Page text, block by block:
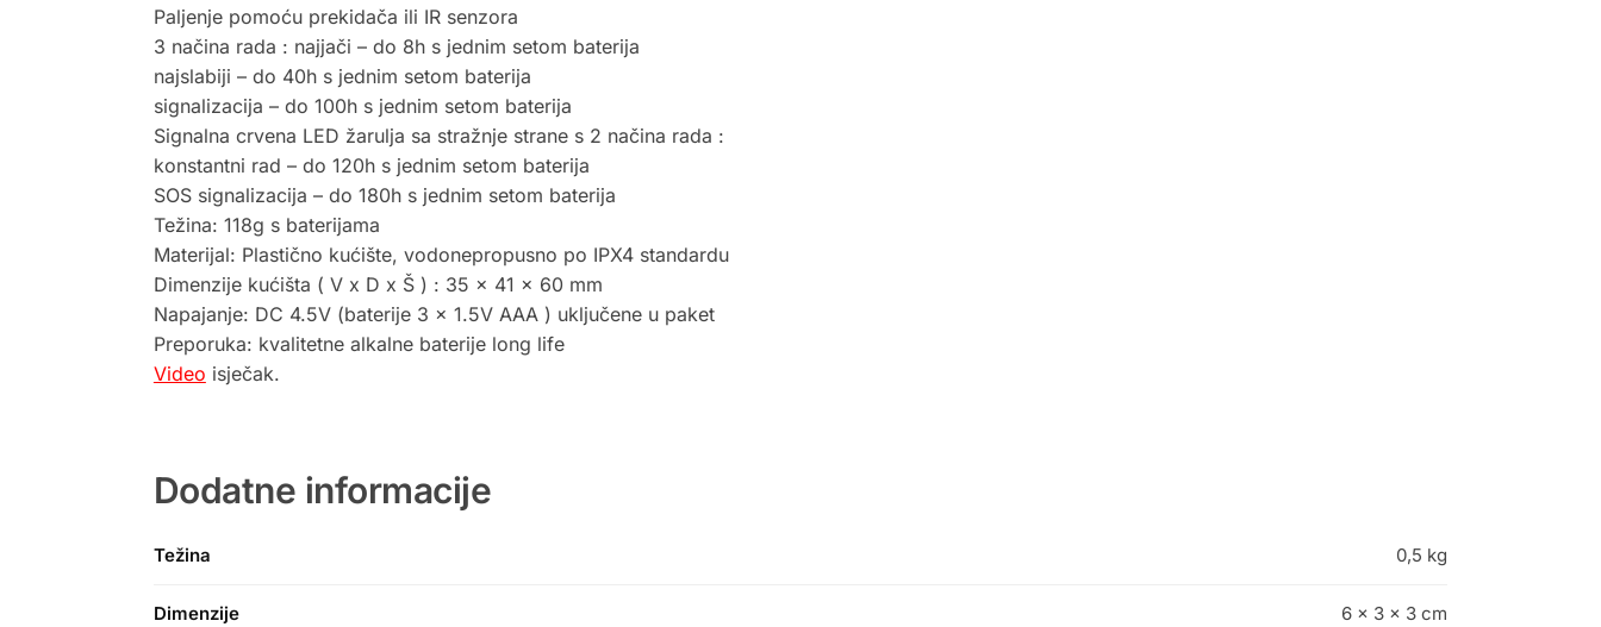
Paljenje pomoću prekidača ili IR senzora
3 načina rada : najjači – do 8h s jednim setom baterija
najslabiji – do 40h s jednim setom baterija
signalizacija – do 100h s jednim setom baterija
Signalna crvena LED žarulja sa stražnje strane s 2 načina rada :
konstantni rad – do 120h s jednim setom baterija
SOS signalizacija – do 180h s jednim setom baterija
Težina: 118g s baterijama
Materijal: Plastično kućište, vodonepropusno po IPX4 standardu
Dimenzije kućišta ( V x D x Š ) : 35 x 41 x 60 mm
Napajanje: DC 4.5V (baterije 3 x 1.5V AAA ) uključene u paket
Preporuka: kvalitetne alkalne baterije long life
Video isječak.
Dodatne informacije
Težina 0,5 kg
Dimenzije 6 × 3 × 3 cm